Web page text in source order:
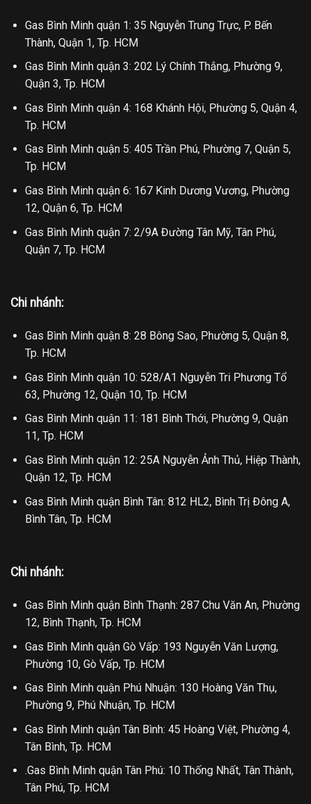
Gas Bình Minh quận 1: 35 Nguyễn Trung Trực, P. Bến
Thành, Quận 1, Tp. HCM
Gas Bình Minh quận 3: 202 Lý Chính Thắng, Phường 9,
Quận 3, Tp. HCM
Gas Bình Minh quận 4: 168 Khánh Hội, Phường 5, Quận 4,
Tp. HCM
Gas Bình Minh quận 5: 405 Trần Phú, Phường 7, Quận 5,
Tp. HCM
Gas Bình Minh quận 6: 167 Kinh Dương Vương, Phường
12, Quận 6, Tp. HCM
Gas Bình Minh quận 7: 2/9A Đường Tân Mỹ, Tân Phú,
Quận 7, Tp. HCM
Chi nhánh:
Gas Bình Minh quận 8: 28 Bông Sao, Phường 5, Quận 8,
Tp. HCM
Gas Bình Minh quận 10: 528/A1 Nguyễn Tri Phương Tổ
63, Phường 12, Quận 10, Tp. HCM
Gas Bình Minh quận 11: 181 Bình Thới, Phường 9, Quận
11, Tp. HCM
Gas Bình Minh quận 12: 25A Nguyễn Ảnh Thủ, Hiệp Thành,
Quận 12, Tp. HCM
Gas Bình Minh quận Bình Tân: 812 HL2, Bình Trị Đông A,
Bình Tân, Tp. HCM
Chi nhánh:
Gas Bình Minh quận Bình Thạnh: 287 Chu Văn An, Phường
12, Bình Thạnh, Tp. HCM
Gas Bình Minh quận Gò Vấp: 193 Nguyễn Văn Lượng,
Phường 10, Gò Vấp, Tp. HCM
Gas Bình Minh quận Phú Nhuận: 130 Hoàng Văn Thụ,
Phường 9, Phú Nhuận, Tp. HCM
Gas Bình Minh quận Tân Bình: 45 Hoàng Việt, Phường 4,
Tân Bình, Tp. HCM
.Gas Bình Minh quận Tân Phú: 10 Thống Nhất, Tân Thành,
Tân Phú, Tp. HCM